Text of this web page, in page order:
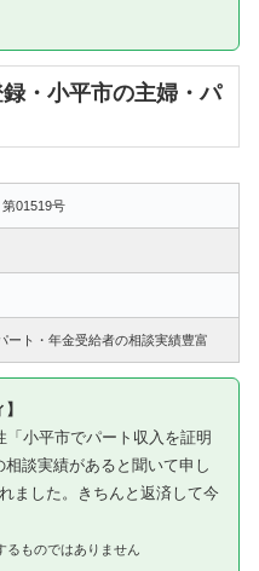
・小平市の主婦・パ
01519号
ート・年金受給者の相談実績豊富
小平市でパート収入を証明
談実績があると聞いて申し
ました。きちんと返済して今
ものではありません